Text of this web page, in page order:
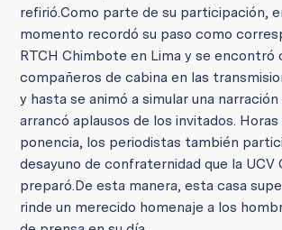
refirió.Como parte de su participación,
momento recordó su paso como
RTCH Chimbote en Lima y se encontró
compañeros de cabina en las
y hasta se animó a simular una
arrancó aplausos de los invitados.
ponencia, los periodistas también
desayuno de confraternidad que la UCV
preparó.De esta manera, esta casa
rinde un merecido homenaje a los